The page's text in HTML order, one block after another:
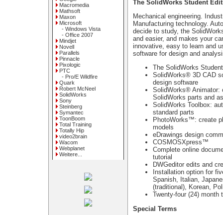
Macromedia
Mathsoft
Maxon
Microsoft
- Windows Vista
- Office 2007
Mindjet
Novell
Parallels
Pinnacle
Pixologic
PTC
- Pro/E Wildfire
Quark
Robert McNeel
SolidWorks
Sony
Steinberg
Symantec
ToonBoom
Total Training
Totally Hip
video2brain
Wacom
Webplanet
Weitere...
The SolidWorks Student
Mechanical engineering.
Manufacturing technology.
decide to study, the
and easier, and makes your
innovative, easy to learn and
software for design and
The SolidWorks
SolidWorks® 3D CAD
design software
SolidWorks® Animator:
SolidWorks parts and
SolidWorks Toolbox:
standard parts
PhotoWorks™: create
models
eDrawings design
COSMOSXpress™
Complete online
tutorial
DWGeditor edits and
Installation option for
Spanish, Italian,
(traditional), Korean,
Twenty-four (24) month
Special Terms